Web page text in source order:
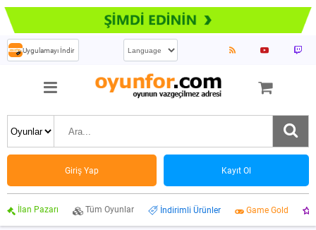
Uygulamayı İndir
Giriş Yap Kayıt Ol
İlan Pazarı Tüm Oyunlar İndirimli Ürünler Game Gold